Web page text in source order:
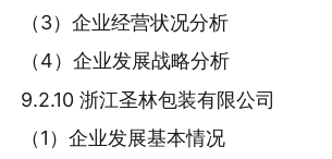
（3）企业经营状况分析
（4）企业发展战略分析
9.2.10 浙江圣林包装有限公司
（1）企业发展基本情况